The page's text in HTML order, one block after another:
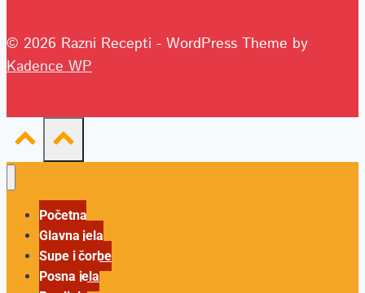
© 2026 Razni Recepti - WordPress Theme by
Kadence WP
Početna
Glavna jela
Supe i čorbe
Posna jela